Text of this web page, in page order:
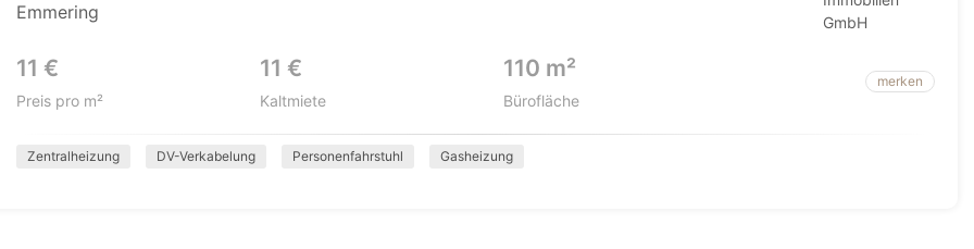
Emmering
11 €
Preis pro m²
11 €
Kaltmiete
110 m²
Bürofläche
merken
Zentralheizung DV-Verkabelung Personenfahrstuhl Gasheizung